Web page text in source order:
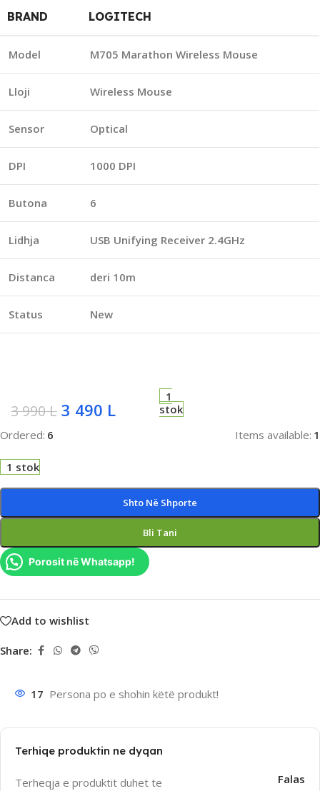
BRAND LOGITECH
Model M705 Marathon Wireless Mouse
Lloji Wireless Mouse
Sensor Optical
DPI 1000 DPI
Butona 6
Lidhja USB Unifying Receiver 2.4GHz
Distanca deri 10m
Status New
3 990L 3 490 L
1
stok
Ordered: 6 Items available: 1
1 stok
Shto Në Shporte
Bli Tani
Porosit në Whatsapp!
Add to wishlist
Share:
17 Persona po e shohin këtë produkt!
Terhiqe produktin ne dyqan
Terheqja e produktit duhet te
Falas